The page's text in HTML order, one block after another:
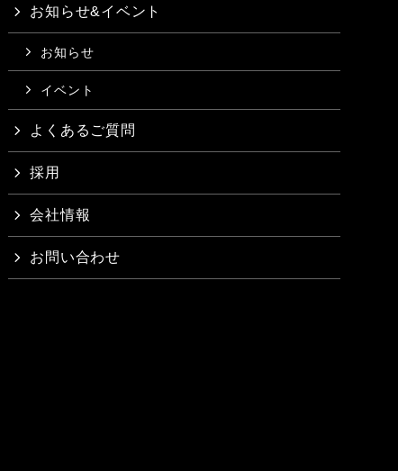
お知らせ&イベント
お知らせ
イベント
よくあるご質問
採用
会社情報
お問い合わせ